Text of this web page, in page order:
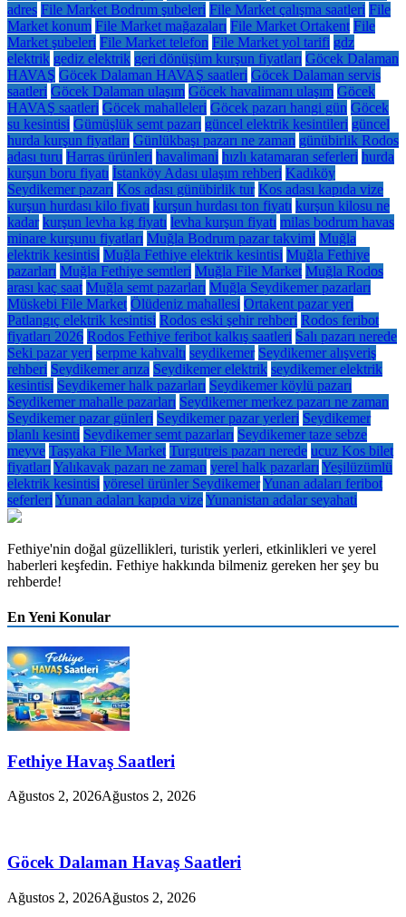
adres File Market Bodrum şubeleri File Market çalışma saatleri File
Market konum File Market mağazaları File Market Ortakent File
Market şubeleri File Market telefon File Market yol tarifi gdz
elektrik gediz elektrik geri dönüşüm kurşun fiyatları Göcek Dalaman
HAVAŞ Göcek Dalaman HAVAŞ saatleri Göcek Dalaman servis
saatleri Göcek Dalaman ulaşım Göcek havalimanı ulaşım Göcek
HAVAŞ saatleri Göcek mahalleleri Göcek pazarı hangi gün Göcek
su kesintisi Gümüşlük semt pazarı güncel elektrik kesintileri güncel
hurda kurşun fiyatları Günlükbaşı pazarı ne zaman günübirlik Rodos
adası turu Harras ürünleri havalimani hızlı katamaran seferleri hurda
kurşun boru fiyatı İstanköy Adası ulaşım rehberi Kadıköy
Seydikemer pazarı Kos adası günübirlik tur Kos adası kapıda vize
kurşun hurdası kilo fiyatı kurşun hurdası ton fiyatı kurşun kilosu ne
kadar kurşun levha kg fiyatı levha kurşun fiyatı milas bodrum havas
minare kurşunu fiyatları Muğla Bodrum pazar takvimi Muğla
elektrik kesintisi Muğla Fethiye elektrik kesintisi Muğla Fethiye
pazarları Muğla Fethiye semtleri Muğla File Market Muğla Rodos
arası kaç saat Muğla semt pazarları Muğla Seydikemer pazarları
Müskebi File Market Ölüdeniz mahallesi Ortakent pazar yeri
Patlangıç elektrik kesintisi Rodos eski şehir rehberi Rodos feribot
fiyatları 2026 Rodos Fethiye feribot kalkış saatleri Salı pazarı nerede
Seki pazar yeri serpme kahvaltı seydikemer Seydikemer alışveriş
rehberi Seydikemer arıza Seydikemer elektrik seydikemer elektrik
kesintisi Seydikemer halk pazarları Seydikemer köylü pazarı
Seydikemer mahalle pazarları Seydikemer merkez pazarı ne zaman
Seydikemer pazar günleri Seydikemer pazar yerleri Seydikemer
planlı kesinti Seydikemer semt pazarları Seydikemer taze sebze
meyve Taşyaka File Market Turgutreis pazarı nerede ucuz Kos bilet
fiyatları Yalıkavak pazarı ne zaman yerel halk pazarları Yeşilüzümlü
elektrik kesintisi yöresel ürünler SeydikemerYunan adaları feribot
seferleri Yunan adaları kapıda vizeYunanistan adalar seyahati
Fethiye'nin doğal güzellikleri, turistik yerleri, etkinlikleri ve yerel
haberleri keşfedin. Fethiye hakkında bilmeniz gereken her şey bu
rehberde!
En Yeni Konular
Fethiye Havaş Saatleri
Ağustos 2, 2026Ağustos 2, 2026
Göcek Dalaman Havaş Saatleri
Ağustos 2, 2026Ağustos 2, 2026